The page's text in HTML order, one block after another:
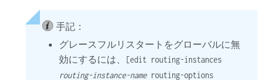
手記：
グレースフルリスタートをグローバルに無
効にするには、
[edit routing-instances
routing-instance-namerouting-options